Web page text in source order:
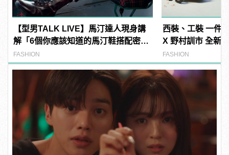
【型男TALK LIVE】馬汀達人現身講
解「6個你應該知道的馬汀鞋搭配密
技」
FASHION
西裝、工裝 一件
X 野村訓市 全新
FASHION